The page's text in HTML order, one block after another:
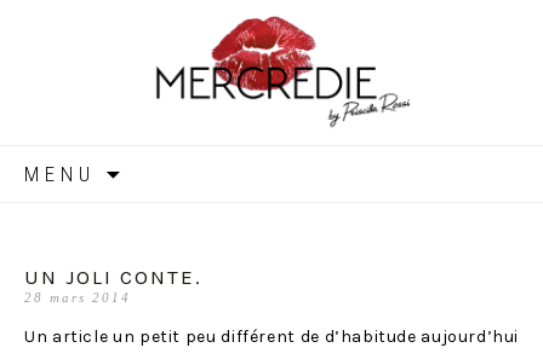
MERCREDIE
MENU
UN JOLI CONTE.
28 mars 2014
Un article un petit peu différent de d’habitude aujourd’hui